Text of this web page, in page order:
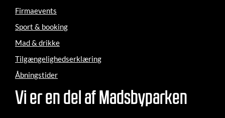
Firmaevents
Sport & booking
Mad & drikke
Tilgængelighedserklæring
Åbningstider
Vi er en del af Madsbyparken